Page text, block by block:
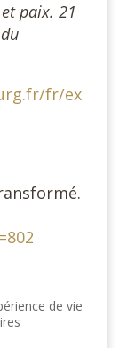
paix. 21
fr/ex
de vie